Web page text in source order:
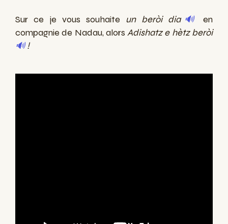
Sur ce je vous souhaite un beròi dia🔊
en
compagnie de Nadau, alorsAdishatz e hètz beròi
🔊!